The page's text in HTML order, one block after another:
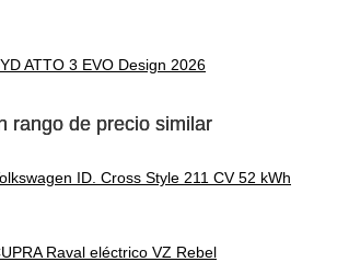
ATTO 3 EVO Design 2026
rango de precio similar
ID. Cross Style 211 CV 52 kWh
Raval eléctrico VZ Rebel